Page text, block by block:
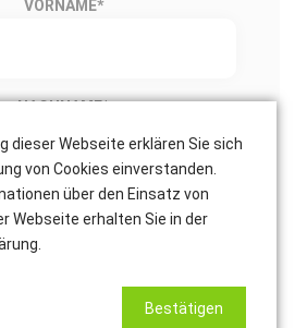
VORNAME*
NACHNAME*
(EMPFOHLEN)
dieser Webseite erklären Sie sich
von Cookies einverstanden.
über den Einsatz von
Webseite erhalten Sie in der
Bestätigen